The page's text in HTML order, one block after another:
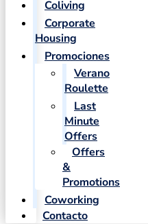
Coliving
Corporate
Housing
Promociones
Verano
Roulette
Last
Minute
Offers
Offers
&
Promotions
Coworking
Contacto